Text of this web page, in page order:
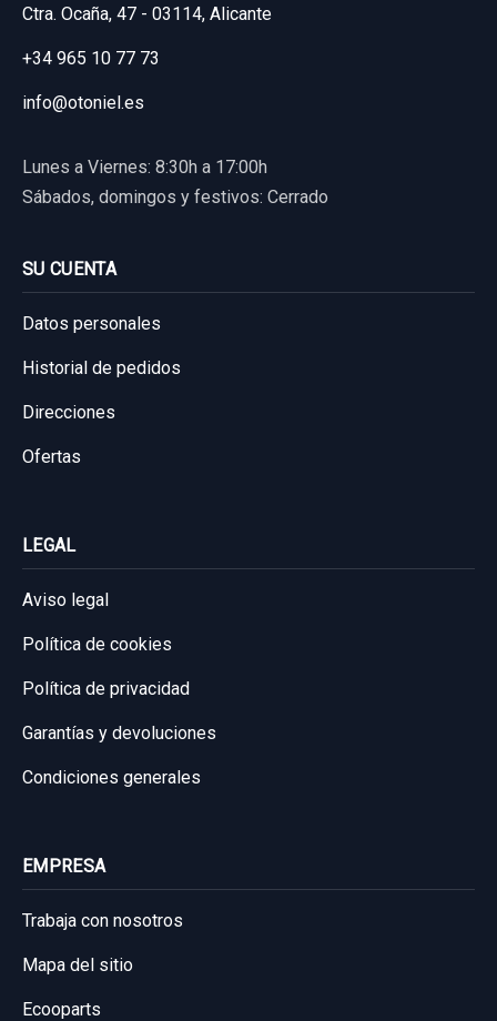
Ctra. Ocaña, 47 - 03114, Alicante
+34 965 10 77 73
info@otoniel.es
Lunes a Viernes: 8:30h a 17:00h
Sábados, domingos y festivos: Cerrado
SU CUENTA
Datos personales
Historial de pedidos
Direcciones
Ofertas
LEGAL
Aviso legal
Política de cookies
Política de privacidad
Garantías y devoluciones
Condiciones generales
EMPRESA
Trabaja con nosotros
Mapa del sitio
Ecooparts